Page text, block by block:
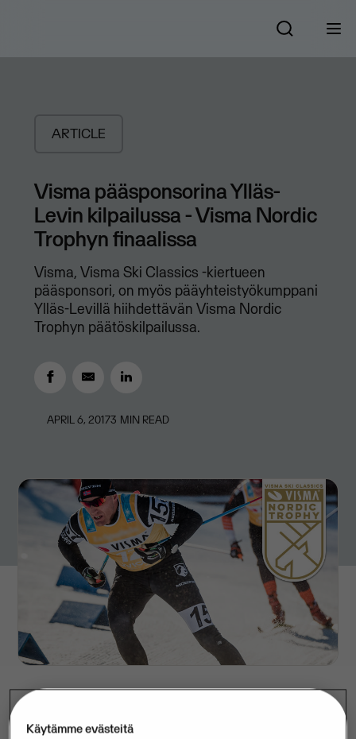
ARTICLE
​Visma pääsponsorina Ylläs-
Levin kilpailussa - Visma Nordic
Trophyn finaalissa
Visma, Visma Ski Classics -kiertueen
pääsponsori, on myös pääyhteistyökumppani
Ylläs-Levillä hiihdettävän Visma Nordic
Trophyn päätöskilpailussa.
APRIL 6, 20173 MIN READ
Visma, Visma Ski Classics -kiertueen pääsponsori,
Käytämme evästeitä